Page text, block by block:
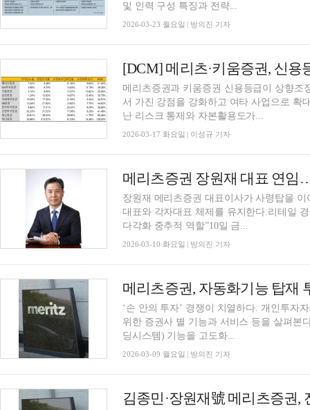
및 인력 구성 특징과 전략...
2026-03-23 월요일 | 방의진 기자
메리츠증권과 키움증권 신용등급이 상향
서 가진 강점을 강화하고 여타 사업으로 확
난 리스크 통제와 자본활용도가...
2026-03-17 화요일 | 이성규 기자
메리츠증권 장원재 대표 연임
장원재 메리츠증권 대표이사가 사령탑을
대표와 각자대표 체제를 유지한다.리테일
다각화 중추적 역할”10일 금...
2026-03-10 화요일 | 방의진 기자
‘손 안의 투자’ 경쟁이 치열하다. 개인투자
위한 증권사 별 기능과 서비스 등을 살펴본
딩시스템) 기능을 고도화...
2026-03-09 월요일 | 방의진 기자